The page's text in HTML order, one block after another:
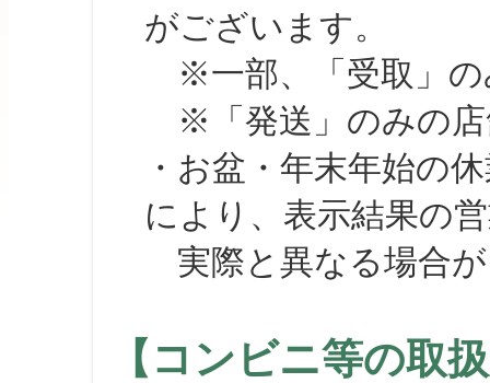
がございます。
※一部、「受取」の
※「発送」のみの店
・お盆・年末年始の
により、表示結果の
実際と異なる場合が
【コンビニ等の取